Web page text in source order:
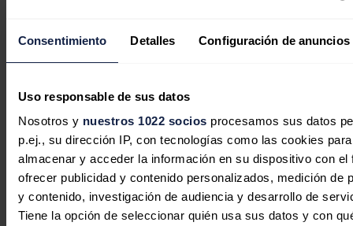
Consentimiento Detalles Configuración de anuncios
Uso responsable de sus datos
Nosotros y nuestros 1022 socios procesamos sus datos
p.ej., su dirección IP, con tecnologías como las cookies para
almacenar y acceder la información en su dispositivo con el
ofrecer publicidad y contenido personalizados, medición de
y contenido, investigación de audiencia y desarrollo de
Tiene la opción de seleccionar quién usa sus datos y con
Endesa suma más de 300 puntos de
empresas privadas bajo su modelo
'Anfitrión'
Redacción03/08/2026